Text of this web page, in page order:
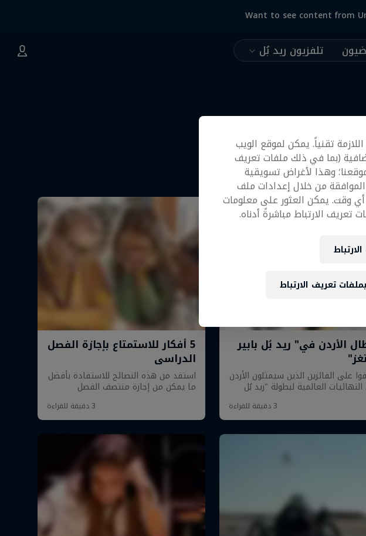
Want to see content from
تلفزيون ريد بُل
تقنياً. يمكن لموقع الويب
(بما في ذلك ملفات تعريف
وهذا لأغراض تسويقية
الموافقة من خلال إعدادات ملف
وقت. يمكن العثور على معلومات
تعريف الارتباط مباشرةً أدناه.
تعريف الارتباط